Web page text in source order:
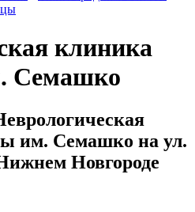
клиника
Семашко
им. Семашко на ул.
Новгороде